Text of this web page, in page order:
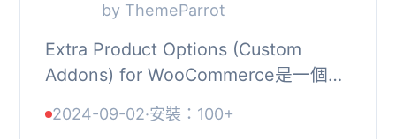
by ThemeParrot
Extra Product Options (Custom
Addons) for WooCommerce是一個易
件，可幫助您添加自定義產品選項，讓
2024-09-02·安裝：100+